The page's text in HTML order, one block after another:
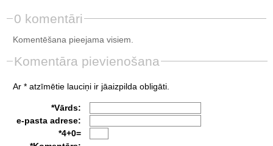
0 komentāri
Komentēšana pieejama visiem.
Komentāra pievienošana
Ar * atzīmētie lauciņi ir jāaizpilda obligāti.
*Vārds:
e-pasta adrese:
*4+0=